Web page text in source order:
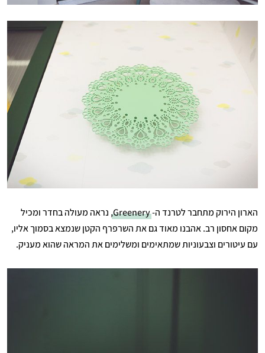
הארון הירוק מתחבר לטרנד ה-Greenery, נראה מעולה בחדר ומכיל
מקום אחסון רב. אהבנו מאוד גם את השרפרף הקטן שנמצא בסמוך אליו,
עם עיטורים וצבעוניות שמתאימים ומשלימים את המראה שהוא מעניק.